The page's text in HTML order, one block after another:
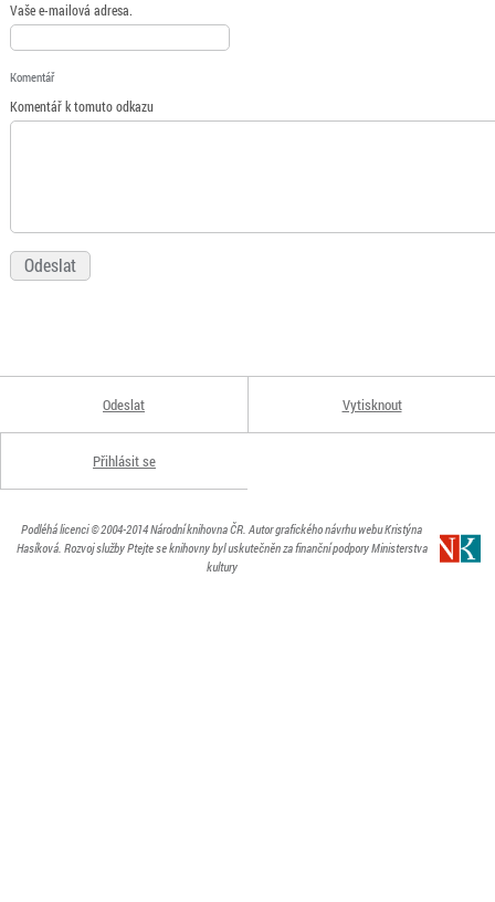
Vaše e-mailová adresa.
Komentář
Komentář k tomuto odkazu
Odeslat Vytisknout
Přihlásit se
Podléhá licenci© 2004-2014Národní knihovna ČR. Autor grafického návrhu webu Kristýna
Hasíková. Rozvoj služby Ptejte se knihovny byl uskutečněn za finanční podpory Ministerstva
kultury